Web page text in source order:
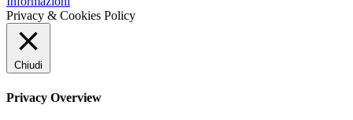
Privacy & Cookies Policy
Chiudi
Privacy Overview